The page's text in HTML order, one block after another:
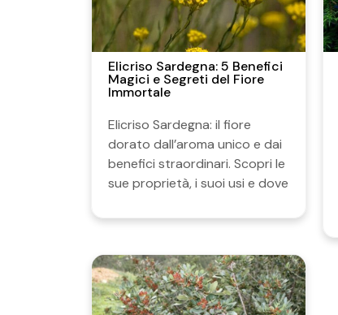
Elicriso Sardegna: 5 Benefici
Magici e Segreti del Fiore
Immortale
Elicriso Sardegna: il fiore
dorato dall’aroma unico e dai
benefici straordinari. Scopri le
sue proprietà, i suoi usi e dove